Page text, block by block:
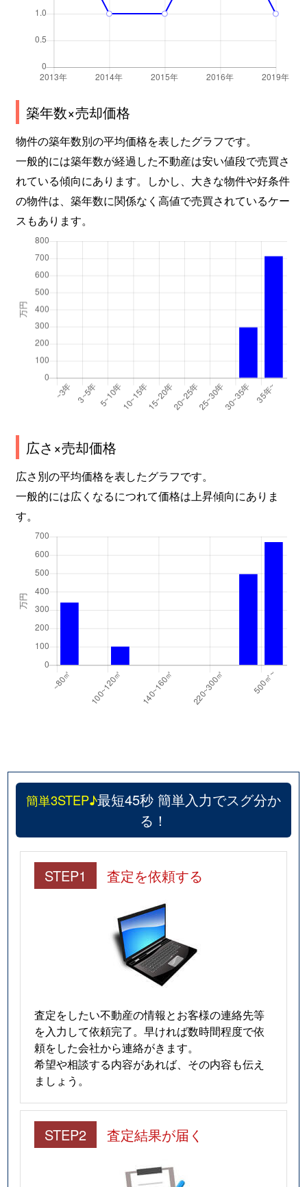
築年数×売却価格
物件の築年数別の平均価格を表したグラフです。
一般的には築年数が経過した不動産は安い値段で売買さ
れている傾向にあります。しかし、大きな物件や好条件
の物件は、築年数に関係なく高値で売買されているケー
スもあります。
広さ×売却価格
広さ別の平均価格を表したグラフです。
一般的には広くなるにつれて価格は上昇傾向にありま
す。
簡単3STEP♪最短45秒 簡単入力でスグ分か
る！
STEP1 査定を依頼する
査定をしたい不動産の情報とお客様の連絡先等
を入力して依頼完了。早ければ数時間程度で依
頼をした会社から連絡がきます。
希望や相談する内容があれば、その内容も伝え
ましょう。
STEP2 査定結果が届く